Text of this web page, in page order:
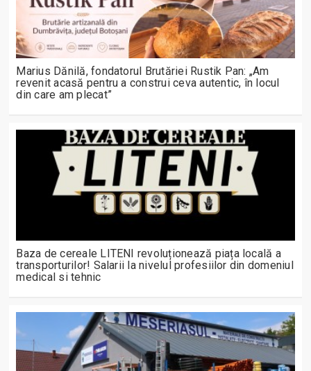
Marius Dănilă, fondatorul Brutăriei Rustik Pan: „Am
revenit acasă pentru a construi ceva autentic, în locul
din care am plecat”
Baza de cereale LITENI revoluționează piața locală a
transporturilor! Salarii la nivelul profesiilor din domeniul
medical si tehnic